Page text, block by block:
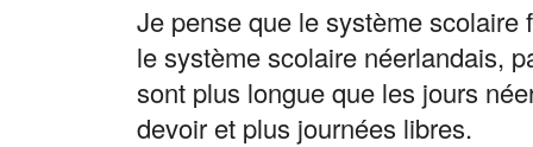
Je pense que le système scolaire
le système scolaire néerlandais,
sont plus longue que les jours
devoir et plus journées libres.